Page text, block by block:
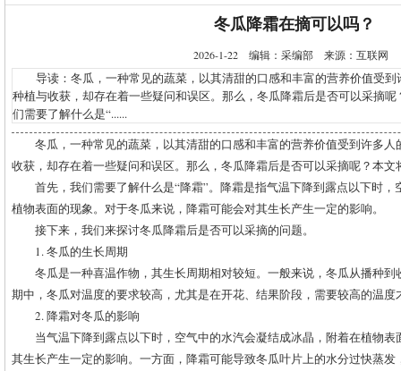
冬瓜降霜在摘可以吗？
2026-1-22 编辑：采编部 来源：互联网
导读：冬瓜，一种常见的蔬菜，以其清甜的口感和丰富的营养价值受到
种植与收获，却存在着一些疑问和误区。那么，冬瓜降霜后是否可以采摘
们需要了解什么是“......
冬瓜，一种常见的蔬菜，以其清甜的口感和丰富的营养价值受到许多
收获，却存在着一些疑问和误区。那么，冬瓜降霜后是否可以采摘呢？本文
首先，我们需要了解什么是“降霜”。降霜是指气温下降到露点以下时
植物表面的现象。对于冬瓜来说，降霜可能会对其生长产生一定的影响。
接下来，我们来探讨冬瓜降霜后是否可以采摘的问题。
1. 冬瓜的生长周期
冬瓜是一种喜温作物，其生长周期相对较短。一般来说，冬瓜从播种
期中，冬瓜对温度的要求较高，尤其是在开花、结果阶段，需要较高的温度
2. 降霜对冬瓜的影响
当气温下降到露点以下时，空气中的水汽会凝结成冰晶，附着在植物
其生长产生一定的影响。一方面，降霜可能导致冬瓜叶片上的水分过快蒸